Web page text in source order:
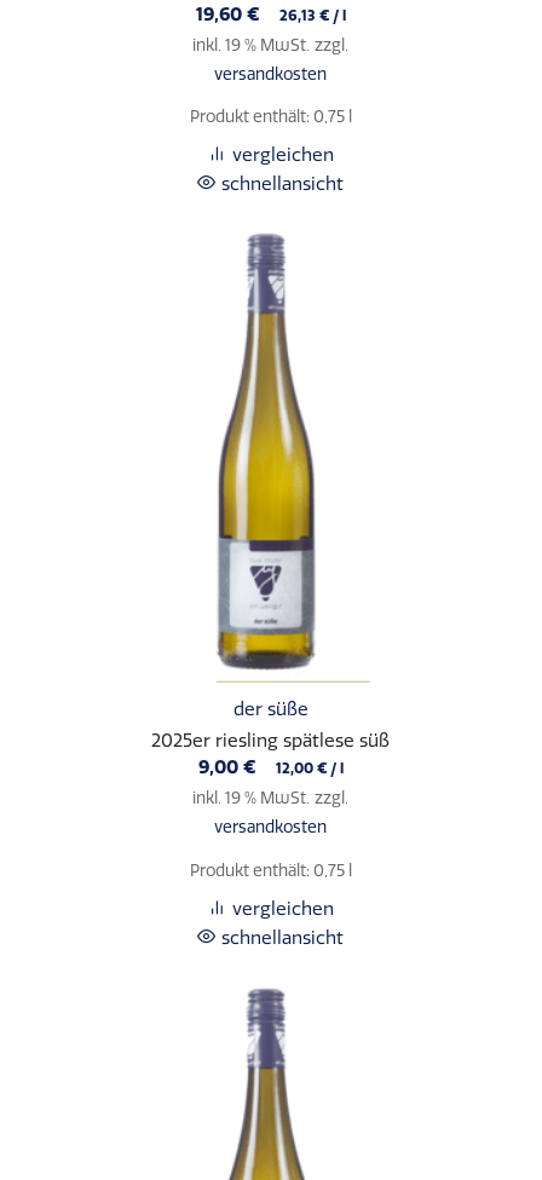
19,60 € 26,13 €/ l
inkl. 19 % MwSt. zzgl.
versandkosten
Produkt enthält: 0,75
vergleichen
schnellansicht
der süße
2025er riesling spätlese süß
9,00 € 12,00 €/
inkl. 19 % MwSt. zzgl.
versandkosten
Produkt enthält: 0,75
vergleichen
schnellansicht